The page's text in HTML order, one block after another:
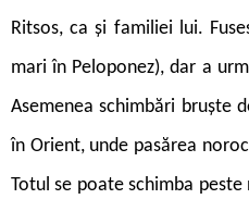
Ritsos, ca și familiei lui.
mari în Peloponez), dar a
Asemenea schimbări bruște
în Orient, unde pasărea
Totul se poate schimba